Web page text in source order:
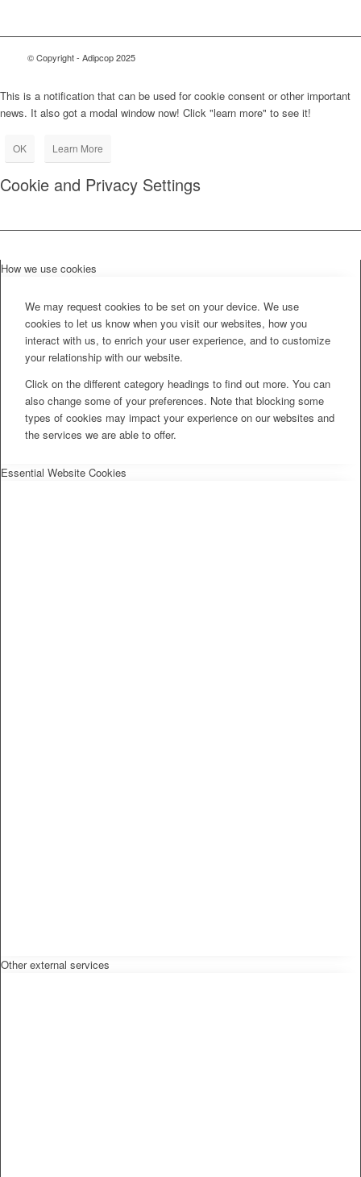
© Copyright - Adipcop 2025
This is a notification that can be used for cookie consent or other important
news. It also got a modal window now! Click "learn more" to see it!
OK Learn More
Cookie and Privacy Settings
How we use cookies
We may request cookies to be set on your device. We use
cookies to let us know when you visit our websites, how you
interact with us, to enrich your user experience, and to customize
your relationship with our website.
Click on the different category headings to find out more. You can
also change some of your preferences. Note that blocking some
types of cookies may impact your experience on our websites and
the services we are able to offer.
Essential Website Cookies
Other external services